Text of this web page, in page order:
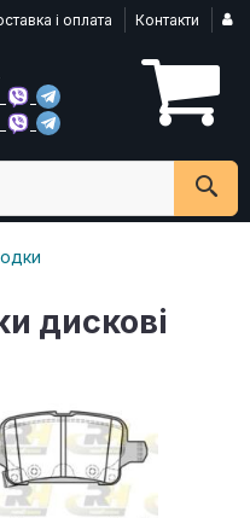
і оплата Контакти
дискові